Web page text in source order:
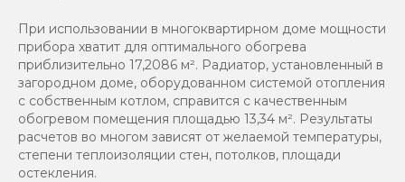
При использовании в многоквартирном доме мощности
прибора хватит для оптимального обогрева
приблизительно 17,2086 м². Радиатор, установленный в
загородном доме, оборудованном системой отопления
с собственным котлом, справится с качественным
обогревом помещения площадью 13,34 м². Результаты
расчетов во многом зависят от желаемой температуры,
степени теплоизоляции стен, потолков, площади
остекления.